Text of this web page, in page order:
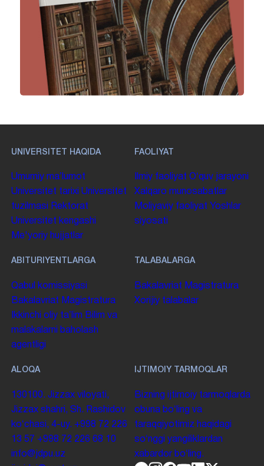
UNIVERSITET HAQIDA
Umumiy maʼlumot
Universitet tarixi Universitet
tuzilmasi
Rektorat
Universitet kengashi
Me'yoriy hujjatlar
FAOLIYAT
Ilmiy faoliyat Oʻquv jarayoni
Xalqaro munosabatlar
Moliyaviy faoliyat Yoshlar
siyosati
ABITURIYENTLARGA
Qabul komissiyasi
Bakalavriat Magistratura
Ikkinchi oliy taʼlim Bilim va
malakalarni baholash
agentligi
TALABALARGA
Bakalavriat Magistratura
Xorijiy talabalar
ALOQA
130100. Jizzax viloyati,
Jizzax shahri, Sh. Rashidov
koʻchasi, 4-uy. +998 72 226
13 57 +998 72 226 68 10
info@jdpu.uz
IJTIMOIY TARMOQLAR
Bizning ijtimoiy tarmoqlarda
obuna boʻling va
taraqqiyotimiz haqidagi
soʻnggi yangiliklardan
xabardor boʻling.